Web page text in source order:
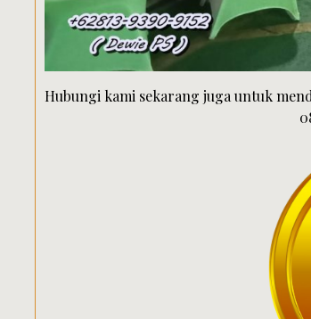
Hubungi kami sekarang juga untuk